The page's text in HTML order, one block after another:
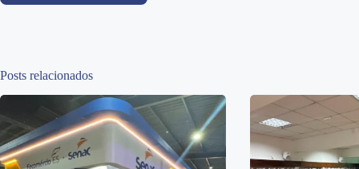
Posts relacionados